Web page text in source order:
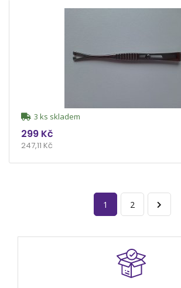
3 ks skladem
299 Kč
247,11 Kč
1 2